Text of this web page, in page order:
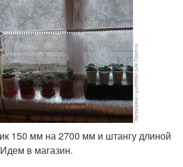
150 мм на 2700 мм и штангу длиной
в магазин.